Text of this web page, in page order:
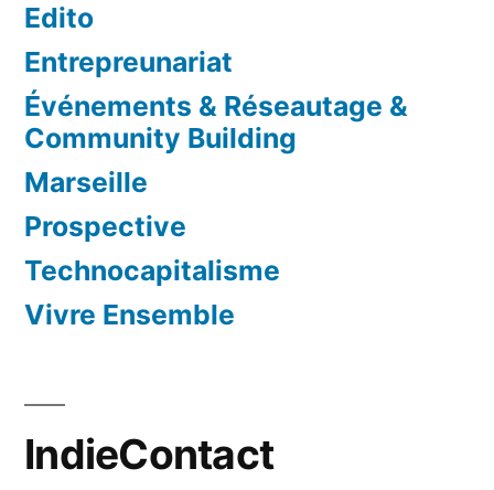
Edito
Entrepreunariat
Événements & Réseautage &
Community Building
Marseille
Prospective
Technocapitalisme
Vivre Ensemble
IndieContact